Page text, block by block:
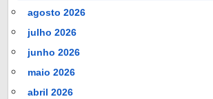
agosto 2026
julho 2026
junho 2026
maio 2026
abril 2026